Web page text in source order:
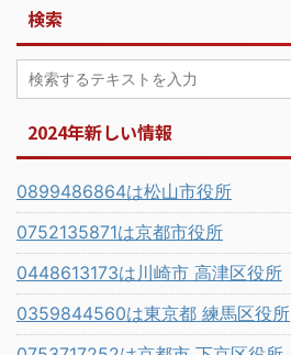
検索
2024年新しい情報
0899486864は松山市役所
0752135871は京都市役所
0448613173は川崎市 高津区役所
0359844560は東京都 練馬区役所